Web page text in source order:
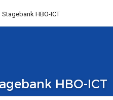
Stagebank HBO-ICT
HBO-ICT